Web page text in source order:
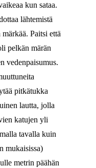
kun sataa.
lähtemistä
Paitsi että
pelkän märän
vedenpaisumus.
pitkätukka
lautta, jolla
katujen yli
tavalla kuin
mukaisissa)
metrin päähän